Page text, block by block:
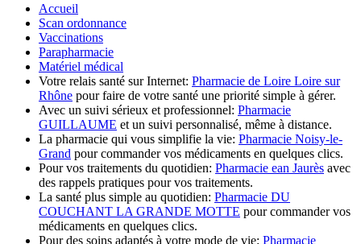
Accueil
Scan ordonnance
Vaccinations
Parapharmacie
Matériel médical
Votre relais santé sur Internet: Pharmacie de Loire Loire sur
Rhône pour faire de votre santé une priorité simple à gérer.
Avec un suivi sérieux et professionnel: Pharmacie
GUILLAUME et un suivi personnalisé, même à distance.
La pharmacie qui vous simplifie la vie: Pharmacie Noisy-le-
Grand pour commander vos médicaments en quelques clics.
Pour vos traitements du quotidien: Pharmacie ean Jaurès avec
des rappels pratiques pour vos traitements.
La santé plus simple au quotidien: Pharmacie DU
COUCHANT LA GRANDE MOTTE pour commander vos
médicaments en quelques clics.
Pour des soins adaptés à votre mode de vie: Pharmacie